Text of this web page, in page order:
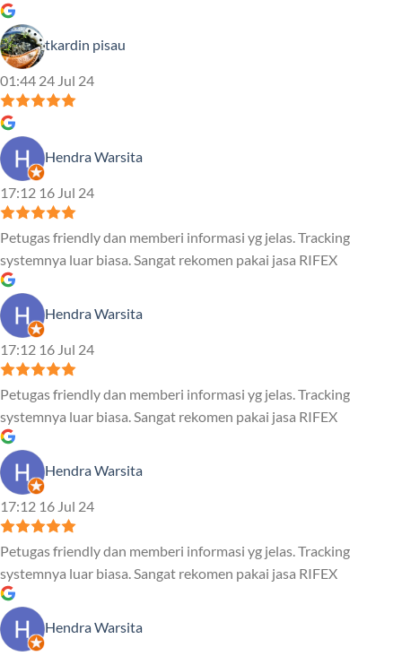
tkardin pisau
01:44 24 Jul 24
Hendra Warsita
17:12 16 Jul 24
Petugas friendly dan memberi informasi yg jelas. Tracking
systemnya luar biasa. Sangat rekomen pakai jasa RIFEX
Hendra Warsita
17:12 16 Jul 24
Petugas friendly dan memberi informasi yg jelas. Tracking
systemnya luar biasa. Sangat rekomen pakai jasa RIFEX
Hendra Warsita
17:12 16 Jul 24
Petugas friendly dan memberi informasi yg jelas. Tracking
systemnya luar biasa. Sangat rekomen pakai jasa RIFEX
Hendra Warsita